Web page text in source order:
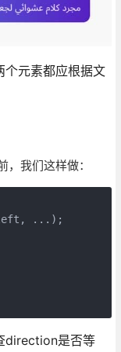
个元素都应根据文
，我们这样做：
...);
direction是否等